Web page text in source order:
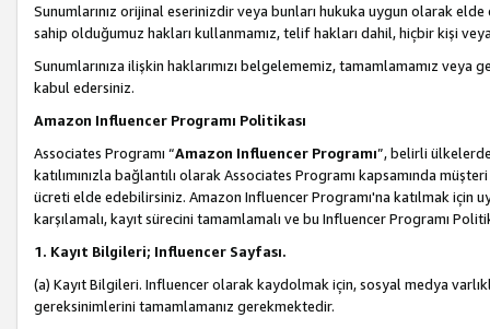
Sunumlarınız orijinal eserinizdir veya bunları hukuka uygun olarak
sahip olduğumuz hakları kullanmamız, telif hakları dahil, hiçbir kişi
Sunumlarınıza ilişkin haklarımızı belgelememiz, tamamlamamız
kabul edersiniz.
Amazon Influencer Programı Politikası
Associates Programı “Amazon Influencer Programı”, belirli
katılımınızla bağlantılı olarak Associates Programı kapsamında
ücreti elde edebilirsiniz. Amazon Influencer Programı'na katılmak için
karşılamalı, kayıt sürecini tamamlamalı ve bu Influencer Programı
1. Kayıt Bilgileri; Influencer Sayfası.
(a) Kayıt Bilgileri. Influencer olarak kaydolmak için, sosyal medya
gereksinimlerini tamamlamanız gerekmektedir.